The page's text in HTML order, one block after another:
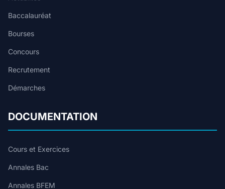
Baccalauréat
Bourses
Concours
Recrutement
Démarches
DOCUMENTATION
Cours et Exercices
Annales Bac
Annales BFEM